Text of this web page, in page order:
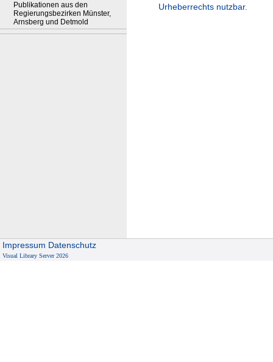
Publikationen aus den
Regierungsbezirken Münster,
Arnsberg und Detmold
Urheberrechts nutzbar.
Impressum Datenschutz
Visual Library Server 2026